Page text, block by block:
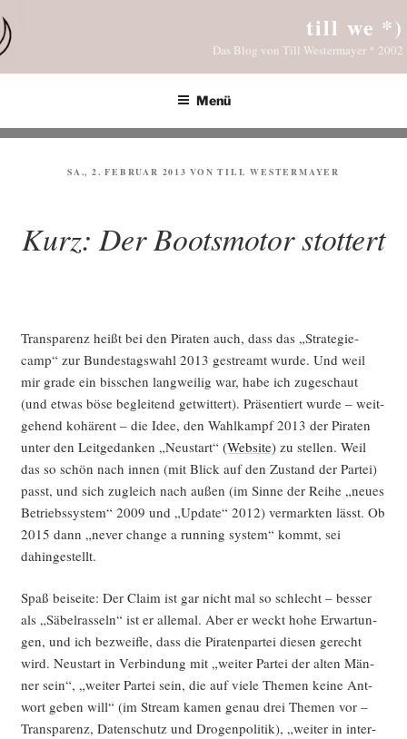
Inhalt
springen
till we *)
Das Blog von Till Westermayer * 2002
Menü
VERÖFFENTLICHT
SA., 2. FEBRUAR 2013 VONTILL WESTERMAYER
Kurz: Der Bootsmotor stottert
Trans­pa­renz heißt bei den Pira­ten auch, dass das „Stra­te­gie­
camp“ zur Bun­des­tags­wahl 2013 gestreamt wur­de. Und weil
mir gra­de ein biss­chen lang­wei­lig war, habe ich zuge­schaut
(und etwas böse beglei­tend get­wit­tert). Prä­sen­tiert wur­de – weit­
ge­hend kohä­rent – die Idee, den Wahl­kampf 2013 der Pira­ten
unter den Leit­ge­dan­ken „Neu­start“ (Web­site)zu stel­len. Weil
das so schön nach innen (mit Blick auf den Zustand der Par­tei)
passt, und sich zugleich nach außen (im Sin­ne der Rei­he „neu­es
Betriebs­sys­tem“ 2009 und „Update“ 2012) ver­mark­ten lässt. Ob
2015 dann „never chan­ge a run­ning sys­tem“ kommt, sei
dahingestellt.
Spaß bei­sei­te: Der Cla­im ist gar nicht mal so schlecht – bes­ser
als „Säbel­ras­seln“ ist er alle­mal. Aber er weckt hohe Erwar­tun­
gen, und ich bezweif­le, dass die Pira­ten­par­tei die­sen gerecht
wird. Neu­start in Ver­bin­dung mit „wei­ter Par­tei der alten Män­
ner sein“, „wei­ter Par­tei sein, die auf vie­le The­men kei­ne Ant­
wort geben will“ (im Stream kamen genau drei The­men vor –
Trans­pa­renz, Daten­schutz und Dro­gen­po­li­tik), „wei­ter in inter­